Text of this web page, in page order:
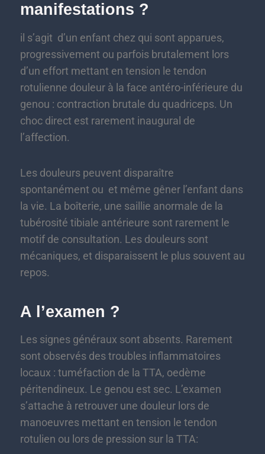
manifestations ?
il s’agit d’un enfant chez qui sont apparues,
progressivement ou parfois brutalement lors
d’un effort mettant en tension le tendon
rotulienne douleur à la face antéro-inférieure du
genou : contraction brutale du quadriceps. Un
choc direct est rarement inaugural de
l’affection.
Les douleurs peuvent disparaître
spontanément ou et même gêner l’enfant dans
la vie. La boîterie, une saillie anormale de la
tubérosité tibiale antérieure sont rarement le
motif de consultation. Les douleurs sont
mécaniques, et disparaissent le plus souvent au
repos.
A l’examen ?
Les signes généraux sont absents. Rarement
sont observés des troubles inflammatoires
locaux : tuméfaction de la TTA, oedème
péritendineux. Le genou est sec. L’examen
s’attache à retrouver une douleur lors de
manoeuvres mettant en tension le tendon
rotulien ou lors de pression sur la TTA: